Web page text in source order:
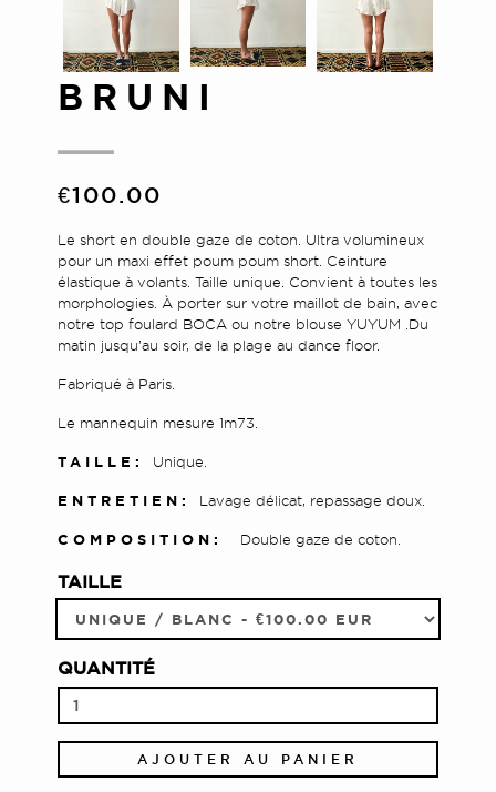
BRUNI
€100.00
Le short en double gaze de coton. Ultra volumineux
pour un maxi effet poum poum short. Ceinture
élastique à volants. Taille unique. Convient à toutes les
morphologies. À porter sur votre maillot de bain, avec
notre top foulard BOCA ou notre blouse YUYUM . Du
matin jusqu’au soir, de la plage au dance floor.
Fabriqué à Paris.
Le mannequin mesure 1m73.
TAILLE: Unique.
ENTRETIEN: Lavage délicat, repassage doux.
COMPOSITION: Double gaze de coton.
TAILLE
QUANTITÉ
AJOUTER AU PANIER